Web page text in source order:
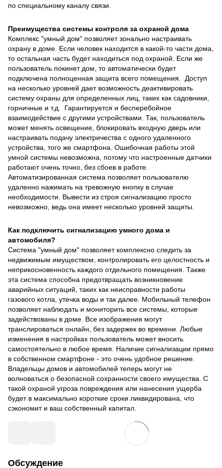
по специальному каналу связи.
Преимущества системы контроля за охраной дома
Комплекс "умный дом" позволяет зонально настраивать
охрану в доме. Если человек находится в какой-то части дома,
то остальная часть будет находиться под охраной. Если же
пользователь покинет дом, то автоматически будет
подключена полноценная защита всего помещения. Доступ
на несколько уровней дает возможность деактивировать
систему охраны для определенных лиц, таких как садовники,
горничные и т.д. Гарантируется и бесперебойное
взаимодействие с другими устройствами. Так, пользователь
может менять освещение, блокировать входную дверь или
настраивать подачу электричества с одного удаленного
устройства, того же смартфона. Ошибочная работы этой
умной системы невозможна, потому что настроенные датчики
работают очень точно, без сбоев в работе.
Автоматизированная система позволяет пользователю
удаленно нажимать на тревожную кнопку в случае
необходимости. Вывести из строя сигнализацию просто
невозможно, ведь она имеет несколько уровней защиты.
Как подключить сигнализацию умного дома и
автомобиля?
Система "умный дом" позволяет комплексно следить за
недвижимым имуществом, контролировать его целостность и
неприкосновенность каждого отдельного помещения. Также
эта система способна предотвращать возникновение
аварийных ситуаций, таких как неисправности работы
газового котла, утечка воды и так далее. Мобильный телефон
позволяет наблюдать и мониторить все системы, которые
задействованы в доме. Все изображения могут
транслироваться онлайн, без задержек во времени. Любые
изменения в настройках пользователь может вносить
самостоятельно в любое время. Наличие сигнализации прямо
в собственном смартфоне - это очень удобное решение.
Владельцы домов и автомобилей теперь могут не
волноваться о безопасной сохранности своего имущества. С
такой охраной угроза повреждения или нанесения ущерба
будет в максимально короткие сроки ликвидирована, что
сэкономит и ваш собственный капитал.
Обсуждение